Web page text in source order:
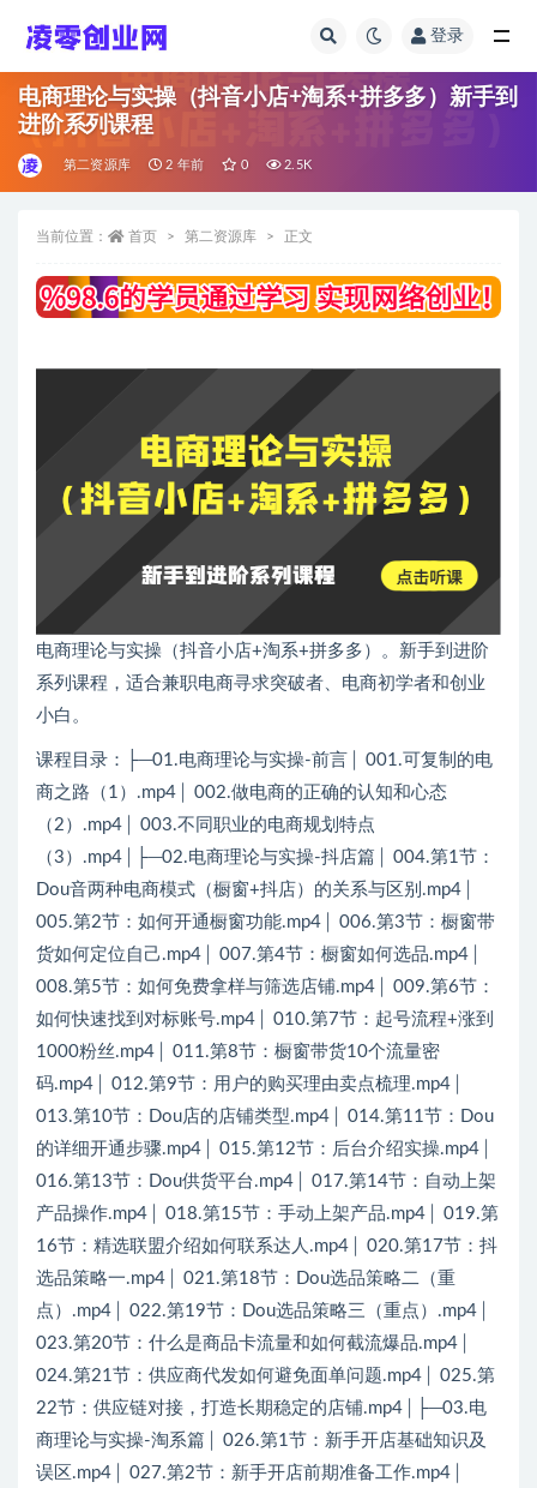
登录
电商理论与实操（抖音小店+淘系+拼多多）新手到
进阶系列课程
第二资源库 2 年前 0 2.5K
当前位置： 首页 第二资源库 正文
电商理论与实操（抖音小店+淘系+拼多多）。新手到进阶
系列课程，适合兼职电商寻求突破者、电商初学者和创业
小白。
课程目录：├─01.电商理论与实操-前言│ 001.可复制的电
商之路（1）.mp4│ 002.做电商的正确的认知和心态
（2）.mp4│ 003.不同职业的电商规划特点
（3）.mp4│├─02.电商理论与实操-抖店篇│ 004.第1节：
Dou音两种电商模式（橱窗+抖店）的关系与区别.mp4│
005.第2节：如何开通橱窗功能.mp4│ 006.第3节：橱窗带
货如何定位自己.mp4│ 007.第4节：橱窗如何选品.mp4│
008.第5节：如何免费拿样与筛选店铺.mp4│ 009.第6节：
如何快速找到对标账号.mp4│ 010.第7节：起号流程+涨到
1000粉丝.mp4│ 011.第8节：橱窗带货10个流量密
码.mp4│ 012.第9节：用户的购买理由卖点梳理.mp4│
013.第10节：Dou店的店铺类型.mp4│ 014.第11节：Dou
的详细开通步骤.mp4│ 015.第12节：后台介绍实操.mp4│
016.第13节：Dou供货平台.mp4│ 017.第14节：自动上架
产品操作.mp4│ 018.第15节：手动上架产品.mp4│ 019.第
16节：精选联盟介绍如何联系达人.mp4│ 020.第17节：抖
选品策略一.mp4│ 021.第18节：Dou选品策略二（重
点）.mp4│ 022.第19节：Dou选品策略三（重点）.mp4│
023.第20节：什么是商品卡流量和如何截流爆品.mp4│
024.第21节：供应商代发如何避免面单问题.mp4│ 025.第
22节：供应链对接，打造长期稳定的店铺.mp4│├─03.电
商理论与实操-淘系篇│ 026.第1节：新手开店基础知识及
误区.mp4│ 027.第2节：新手开店前期准备工作.mp4│